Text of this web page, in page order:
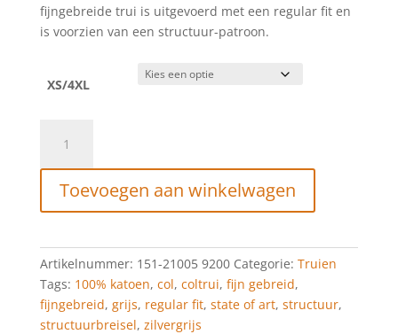
fijngebreide trui is uitgevoerd met een regular fit en
is voorzien van een structuur-patroon.
XS/4XL
ART
Coltrui
van
katoen
zilvergrijs
uni
aantal
Toevoegen aan winkelwagen
Artikelnummer: 151-21005 9200 Categorie: Truien
Tags: 100% katoen, col, coltrui, fijn gebreid,
fijngebreid, grijs, regular fit, state of art, structuur,
structuurbreisel, zilvergrijs